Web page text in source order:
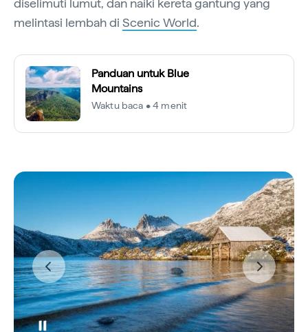
diselimuti lumut, dan naiki kereta gantung yang
melintasi lembah di Scenic World.
Panduan untuk Blue
Mountains
Waktu baca • 4 menit